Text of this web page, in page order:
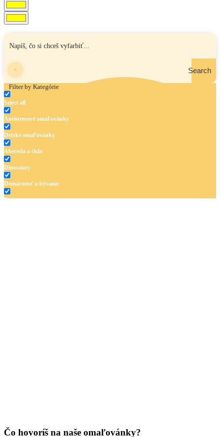
Search
Filter by Kategórie
Select all
Antistresové omaľovánky
Detské omaľovánky
Abeceda a čísla
Dinosaury
Domácnosť a bývanie
Doprava
Zima a Vianoce
Čo hovoríš na naše omaľovánky?